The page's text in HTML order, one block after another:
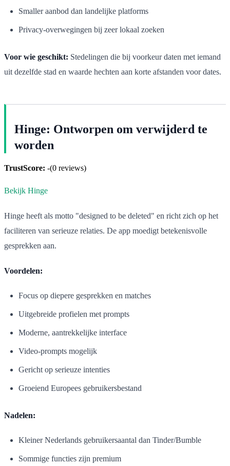
Smaller aanbod dan landelijke platforms
Privacy-overwegingen bij zeer lokaal zoeken
Voor wie geschikt: Stedelingen die bij voorkeur daten met iemand
uit dezelfde stad en waarde hechten aan korte afstanden voor dates.
Hinge: Ontworpen om verwijderd te
worden
TrustScore: -(0 reviews)
Bekijk Hinge
Hinge heeft als motto "designed to be deleted" en richt zich op het
faciliteren van serieuze relaties. De app moedigt betekenisvolle
gesprekken aan.
Voordelen:
Focus op diepere gesprekken en matches
Uitgebreide profielen met prompts
Moderne, aantrekkelijke interface
Video-prompts mogelijk
Gericht op serieuze intenties
Groeiend Europees gebruikersbestand
Nadelen:
Kleiner Nederlands gebruikersaantal dan Tinder/Bumble
Sommige functies zijn premium